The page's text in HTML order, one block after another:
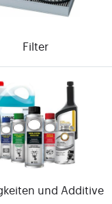
Filter
und Additive